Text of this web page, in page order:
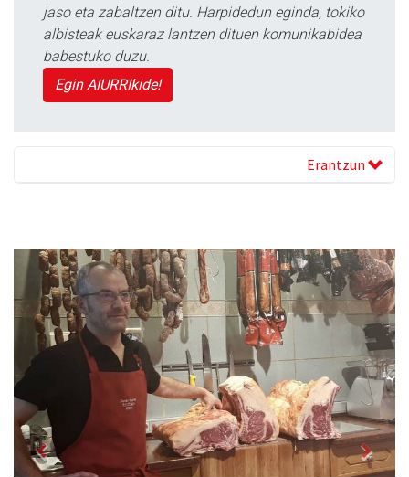
jaso eta zabaltzen ditu. Harpidedun eginda, tokiko
albisteak euskaraz lantzen dituen komunikabidea
babestuko duzu.
Egin AIURRIkide!
Erantzun
Previous Next